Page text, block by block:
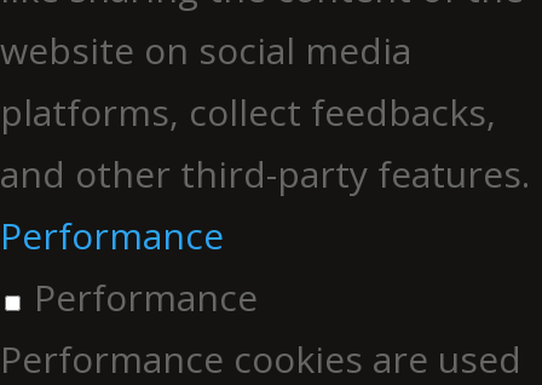
website on social media
platforms, collect feedbacks,
and other third-party features.
Performance
Performance
Performance cookies are used